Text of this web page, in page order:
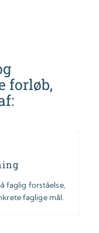
forløb,
faglig forståelse,
faglige mål.